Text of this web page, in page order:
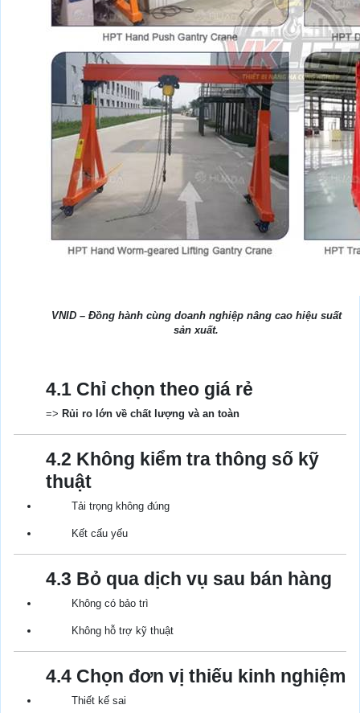
VNID – Đồng hành cùng doanh nghiệp nâng cao hiệu suất
sản xuất.
4.1 Chỉ chọn theo giá rẻ
=> Rủi ro lớn về chất lượng và an toàn
4.2 Không kiểm tra thông số kỹ
thuật
Tải trọng không đúng
Kết cấu yếu
4.3 Bỏ qua dịch vụ sau bán hàng
Không có bảo trì
Không hỗ trợ kỹ thuật
4.4 Chọn đơn vị thiếu kinh nghiệm
Thiết kế sai